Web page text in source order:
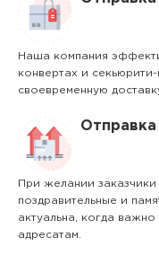
Наша компания
конвертах и
своевременную
При желании заказчики
поздравительные и
актуальна, когда
адресатам.